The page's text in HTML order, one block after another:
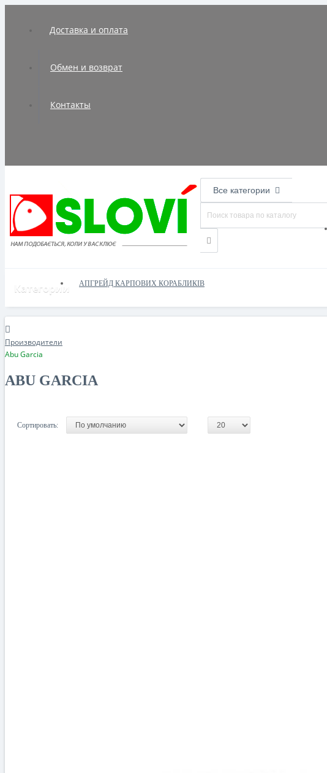
Доставка и оплата
Обмен и возврат
Контакты
Все категории
Категории АПГРЕЙД КАРПОВИХ КОРАБЛИКІВ
Производители
Abu Garcia
ABU GARCIA
Сортировать: